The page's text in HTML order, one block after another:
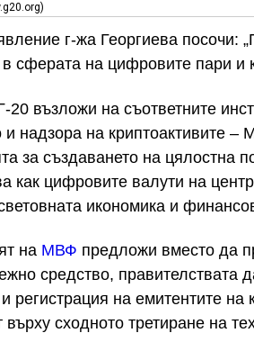
г-жа Георгиева посочи:
сферата на цифровите пари и
20 възложи на съответните
и надзора на криптоактивите
за създаването на цялостна
как цифровите валути на
икономика и
на МВФ предложи вместо да
средство, правителствата
регистрация на емитентите на
върху сходното третиране на